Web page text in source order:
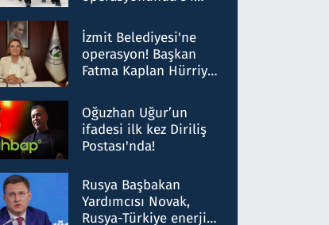
Milyar liralık para
trafiği tespit edildi
İzmit Belediyesi'ne
operasyon! Başkan
Fatma Kaplan Hürriyet
Oğuzhan Uğur’un
ifadesi ilk kez Diriliş
Postası'nda!
Rusya Başbakan
Yardımcısı Novak,
Rusya-Türkiye enerji